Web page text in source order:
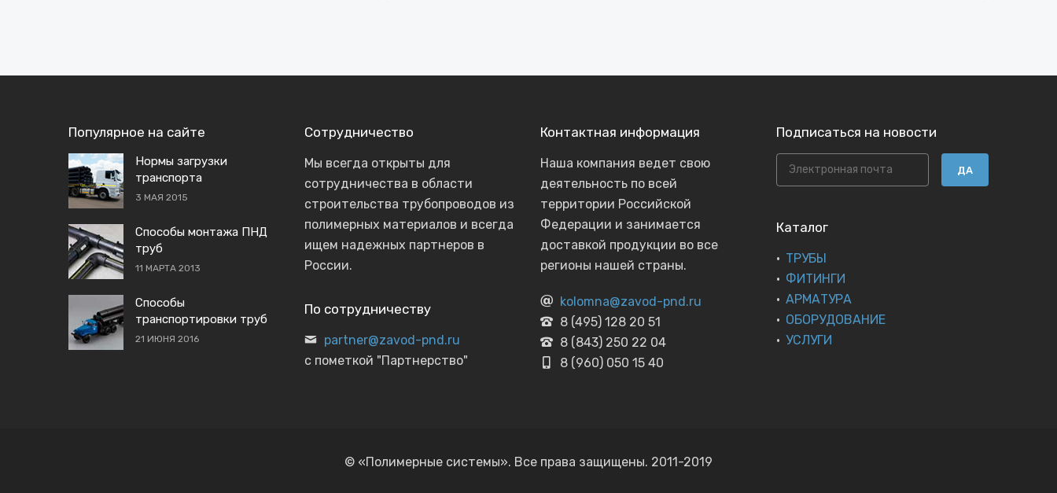
Популярное на сайте
Нормы загрузки
транспорта
3 МАЯ 2015
Способы монтажа ПНД
труб
11 МАРТА 2013
Способы
транспортировки труб
21 ИЮНЯ 2016
Сотрудничество
Мы всегда открыты для
сотрудничества в области
строительства трубопроводов из
полимерных материалов и всегда
ищем надежных партнеров в
России.
По сотрудничеству
partner@zavod-pnd.ru
с пометкой "Партнерство"
Контактная информация
Наша компания ведет свою
деятельность по всей
территории Российской
Федерации и занимается
доставкой продукции во все
регионы нашей страны.
kolomna@zavod-pnd.ru
8 (495) 128 20 51
8 (843) 250 22 04
8 (960) 050 15 40
Подписаться на новости
ДА
Каталог
ТРУБЫ
ФИТИНГИ
АРМАТУРА
ОБОРУДОВАНИЕ
УСЛУГИ
© «Полимерные системы». Все права защищены. 2011-2019